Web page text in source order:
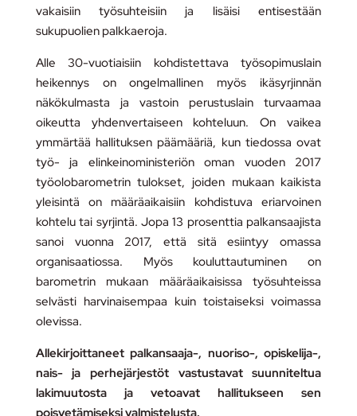
vakaisiin työsuhteisiin ja lisäisi entisestään
sukupuolien palkkaeroja.
Alle 30-vuotiaisiin kohdistettava työsopimuslain
heikennys on ongelmallinen myös ikäsyrjinnän
näkökulmasta ja vastoin perustuslain turvaamaa
oikeutta yhdenvertaiseen kohteluun. On vaikea
ymmärtää hallituksen päämääriä, kun tiedossa ovat
työ- ja elinkeinoministeriön oman vuoden 2017
työolobarometrin tulokset, joiden mukaan kaikista
yleisintä on määräaikaisiin kohdistuva eriarvoinen
kohtelu tai syrjintä. Jopa 13 prosenttia palkansaajista
sanoi vuonna 2017, että sitä esiintyy omassa
organisaatiossa. Myös kouluttautuminen on
barometrin mukaan määräaikaisissa työsuhteissa
selvästi harvinaisempaa kuin toistaiseksi voimassa
olevissa.
Allekirjoittaneet palkansaaja-, nuoriso-, opiskelija-,
nais- ja perhejärjestöt vastustavat suunniteltua
lakimuutosta ja vetoavat hallitukseen sen
poisvetämiseksi valmistelusta.